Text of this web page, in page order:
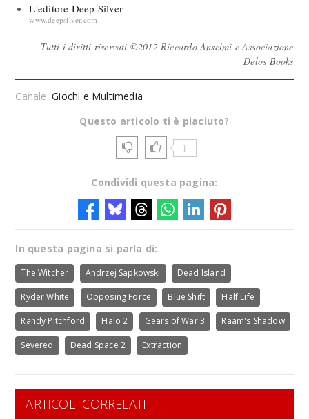
L'editore Deep Silver
www.deepsilver.com
Tutti i diritti riservati ©2012 Riccardo Anselmi e Associazione
Delos Books
Canale:Giochi e Multimedia
Questo articolo ti è piaciuto?
1
Condividi questa pagina:
In questa pagina si parla di:
The Witcher Andrzej Sapkowski Dead Island
Ryder White Opposing Force Blue Shift Half Life
Randy Pitchford Halo 2 Gears of War 3 Raam's Shadow
Severed Dead Space 2 Extraction
ARTICOLI CORRELATI